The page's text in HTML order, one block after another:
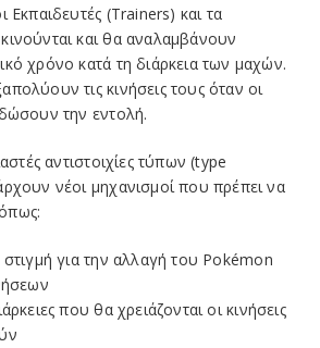
Εκπαιδευτές (Trainers) και τα
και θα αναλαμβάνουν
χρόνο κατά τη διάρκεια των μαχών.
τις κινήσεις τους όταν οι
την εντολή.
αντιστοιχίες τύπων (type
νέοι μηχανισμοί που πρέπει να
στιγμή για την αλλαγή του Pokémon
που θα χρειάζονται οι κινήσεις